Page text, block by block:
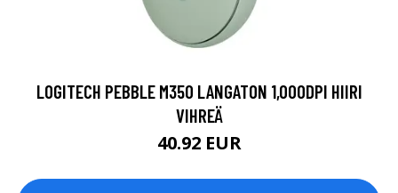
LOGITECH PEBBLE M350 LANGATON 1,000DPI HIIRI
VIHREÄ
40.92 EUR